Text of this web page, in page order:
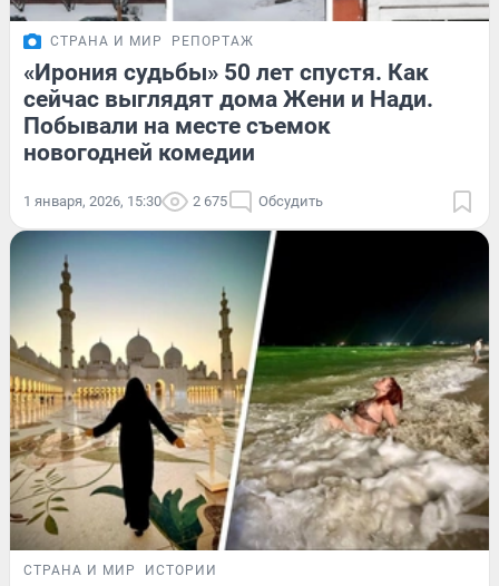
СТРАНА И МИР РЕПОРТАЖ
«Ирония судьбы» 50 лет спустя. Как
сейчас выглядят дома Жени и Нади.
Побывали на месте съемок
новогодней комедии
1 января, 2026, 15:30 2 675 Обсудить
СТРАНА И МИР ИСТОРИИ